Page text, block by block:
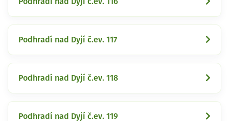
Podhradí nad Dyjí č.ev. 117
Podhradí nad Dyjí č.ev. 118
Podhradí nad Dyjí č.ev. 119